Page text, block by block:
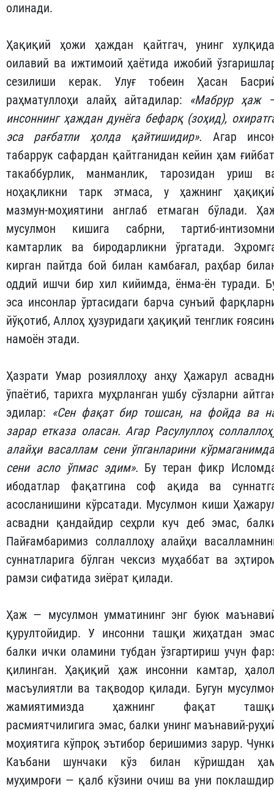
олинади.
Ҳақиқий ҳожи ҳаждан қайтгач, унинг
оилавий ва ижтимоий ҳаётида ижобий
сезилиши керак. Улуғ тобеин Ҳасан
раҳматуллоҳи алайҳ айтадилар: «Мабрур ҳаж
инсоннинг ҳаждан дунёга бефарқ (зоҳид),
эса рағбатли ҳолда қайтишидир». Агар
табаррук сафардан қайтганидан кейин ҳам
такаббурлик, манманлик, тарозидан уриш
ноҳақликни тарк этмаса, у ҳажнинг
мазмун-моҳиятини англаб етмаган бўлади.
мусулмон кишига сабрни, тартиб-
камтарлик ва биродарликни ўргатади.
кирган пайтда бой билан камбағал, раҳбар
оддий ишчи бир хил кийимда, ёнма-ён туради.
эса инсонлар ўртасидаги барча сунъий
йўқотиб, Аллоҳ ҳузуридаги ҳақиқий тенглик
намоён этади.
Ҳазрати Умар розияллоҳу анҳу Ҳажарул
ўпаётиб, тарихга муҳрланган ушбу сўзларни
эдилар: «Сен фақат бир тошсан, на фойда ва
зарар етказа оласан. Агар Расулуллоҳ
алайҳи васаллам сени ўпганларини
сени асло ўпмас эдим». Бу теран фикр
ибодатлар фақатгина соф ақида ва
асосланишини кўрсатади. Мусулмон киши
асвадни қандайдир сеҳрли куч деб эмас,
Пайғамбаримиз соллаллоҳу алайҳи
суннатларига бўлган чексиз муҳаббат ва
рамзи сифатида зиёрат қилади.
Ҳаж — мусулмон умматининг энг буюк
қурултойидир. У инсонни ташқи жиҳатдан
балки ички оламини тубдан ўзгартириш учун
қилинган. Ҳақиқий ҳаж инсонни камтар,
масъулиятли ва тақводор қилади. Бугун
жамиятимизда ҳажнинг фақат
расмиятчилигига эмас, балки унинг маънавий-
моҳиятига кўпроқ эътибор беришимиз зарур.
Каъбани шунчаки кўз билан кўришдан
муҳимроғи — қалб кўзини очиш ва уни